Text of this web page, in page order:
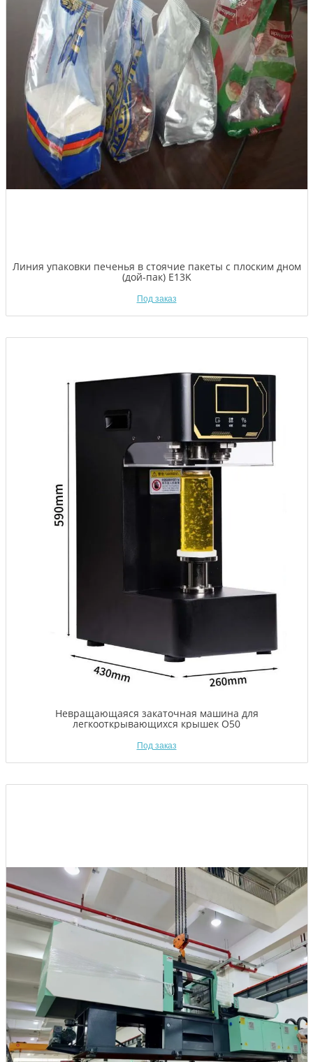
Линия упаковки печенья в стоячие пакеты с плоским дном
(дой-пак) E13K
Под заказ
Невращающаяся закаточная машина для
легкооткрывающихся крышек O50
Под заказ